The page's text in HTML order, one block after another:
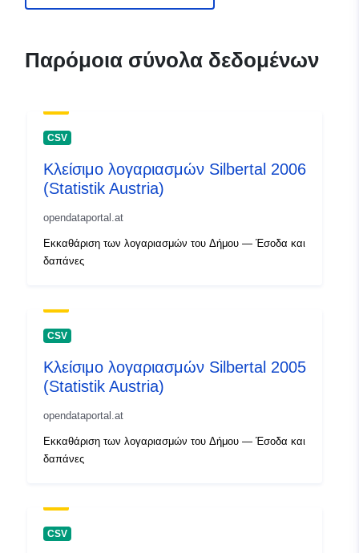
Παρόμοια σύνολα δεδομένων
CSV
Κλείσιμο λογαριασμών Silbertal 2006
(Statistik Austria)
opendataportal.at
Εκκαθάριση των λογαριασμών του Δήμου — Έσοδα και
δαπάνες
CSV
Κλείσιμο λογαριασμών Silbertal 2005
(Statistik Austria)
opendataportal.at
Εκκαθάριση των λογαριασμών του Δήμου — Έσοδα και
δαπάνες
CSV